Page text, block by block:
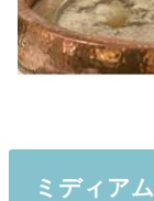
ミディア